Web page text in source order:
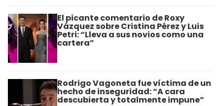
El picante comentario de Roxy
Vázquez sobre Cristina Pérez y Luis
Petri: “Lleva a sus novios como una
cartera”
Rodrigo Vagoneta fue víctima de un
hecho de inseguridad: “A cara
descubierta y totalmente impune”